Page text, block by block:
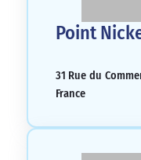
Point
31 Rue du
France